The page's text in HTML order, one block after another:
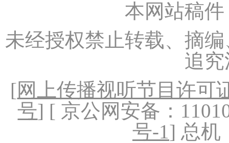
本网站稿
未经授权禁止转载、摘
追
[网上传播视听节目许可
号] [ 京公网安备：
号-1] 总机